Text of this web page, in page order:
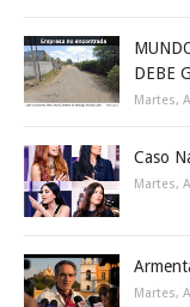
DEBE
Martes,
Caso
Martes,
Martes,